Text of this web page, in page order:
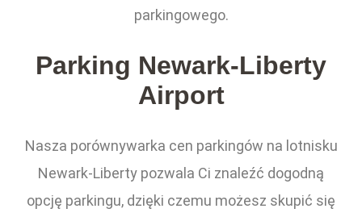
parkingowego.
Parking Newark-Liberty
Airport
Nasza porównywarka cen parkingów na lotnisku
Newark-Liberty pozwala Ci znaleźć dogodną
opcję parkingu, dzięki czemu możesz skupić się